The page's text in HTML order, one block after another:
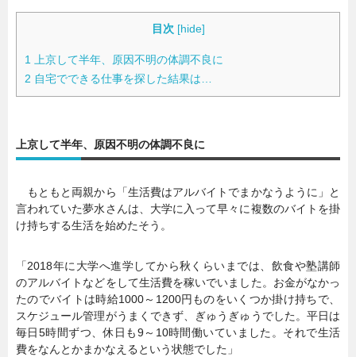
目次 [hide]
1
上京して半年、原因不明の体調不良に
2 自宅でできる仕事を探した結果は…
上京して半年、原因不明の体調不良に
もともと両親から「生活費はアルバイトでまかなうように」と
言われていた夢水さんは、大学に入って早々に複数のバイトを掛
け持ちする生活を始めたそう。
「2018年に大学へ進学してから秋くらいまでは、飲食や塾講師
のアルバイトなどをして生活費を稼いでいました。お金がなかっ
たのでバイトは時給1000～1200円ものをいくつか掛け持ちで、
スケジュール管理がうまくできず、ぎゅうぎゅうでした。平日は
毎日5時間ずつ、休日も9～10時間働いていました。それで生活
費をなんとかまかなえるという状態でした」